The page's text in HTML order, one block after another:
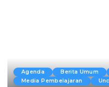
Agenda Berita Umum
Media Pembelajaran